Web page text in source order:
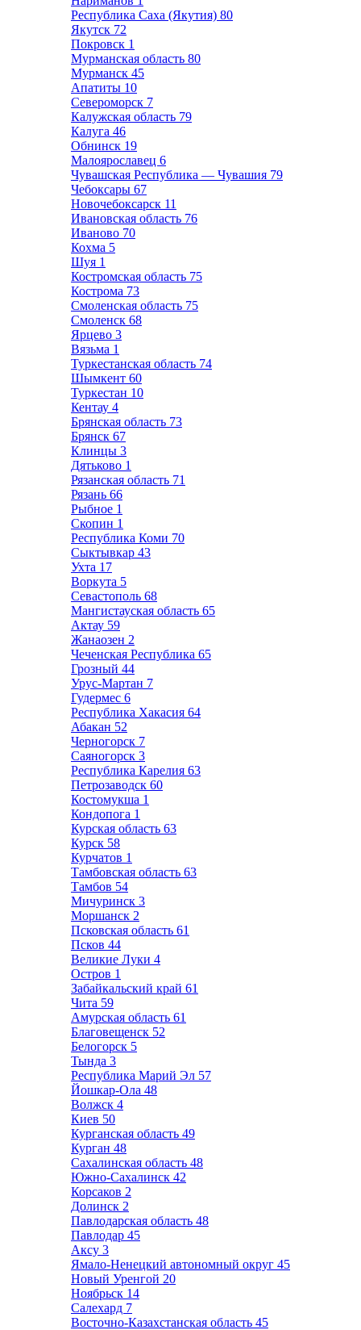
Республика Саха (Якутия) 80
Якутск 72
Покровск 1
Мурманская область 80
Мурманск 45
Апатиты 10
Североморск 7
Калужская область 79
Калуга 46
Обнинск 19
Малоярославец 6
Чувашская Республика — Чувашия 79
Чебоксары 67
Новочебоксарск 11
Ивановская область 76
Иваново 70
Кохма 5
Шуя 1
Костромская область 75
Кострома 73
Смоленская область 75
Смоленск 68
Ярцево 3
Вязьма 1
Туркестанская область 74
Шымкент 60
Туркестан 10
Кентау 4
Брянская область 73
Брянск 67
Клинцы 3
Дятьково 1
Рязанская область 71
Рязань 66
Рыбное 1
Скопин 1
Республика Коми 70
Сыктывкар 43
Ухта 17
Воркута 5
Севастополь 68
Мангистауская область 65
Актау 59
Жанаозен 2
Чеченская Республика 65
Грозный 44
Урус-Мартан 7
Гудермес 6
Республика Хакасия 64
Абакан 52
Черногорск 7
Саяногорск 3
Республика Карелия 63
Петрозаводск 60
Костомукша 1
Кондопога 1
Курская область 63
Курск 58
Курчатов 1
Тамбовская область 63
Тамбов 54
Мичуринск 3
Моршанск 2
Псковская область 61
Псков 44
Великие Луки 4
Остров 1
Забайкальский край 61
Чита 59
Амурская область 61
Благовещенск 52
Белогорск 5
Тында 3
Республика Марий Эл 57
Йошкар-Ола 48
Волжск 4
Киев 50
Курганская область 49
Курган 48
Сахалинская область 48
Южно-Сахалинск 42
Корсаков 2
Долинск 2
Павлодарская область 48
Павлодар 45
Аксу 3
Ямало-Ненецкий автономный округ 45
Новый Уренгой 20
Ноябрьск 14
Салехард 7
Восточно-Казахстанская область 45